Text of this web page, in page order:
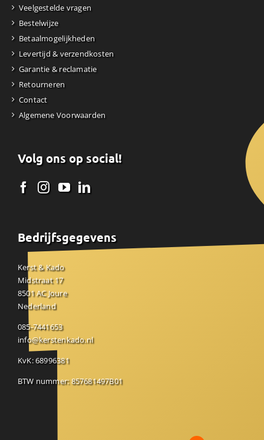
Veelgestelde vragen
Bestelwijze
Betaalmogelijkheden
Levertijd & verzendkosten
Garantie & reclamatie
Retourneren
Contact
Algemene Voorwaarden
Volg ons op social!
Bedrijfsgegevens
Kerst & Kado
Midstraat 17
8501 AC Joure
Nederland
085-7441653
info@kerstenkado.nl
KvK: 68996381
BTW nummer: 857681497B01